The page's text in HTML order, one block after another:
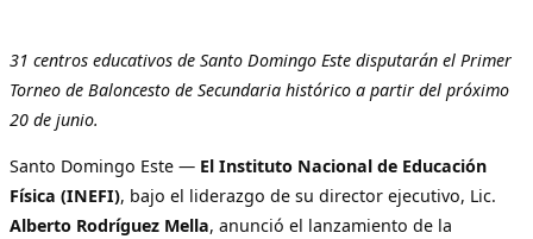
31 centros educativos de Santo Domingo Este disputarán el Primer
Torneo de Baloncesto de Secundaria histórico a partir del próximo
20 de junio.
Santo Domingo Este — El Instituto Nacional de Educación
Física (INEFI), bajo el liderazgo de su director ejecutivo, Lic.
Alberto Rodríguez Mella, anunció el lanzamiento de la